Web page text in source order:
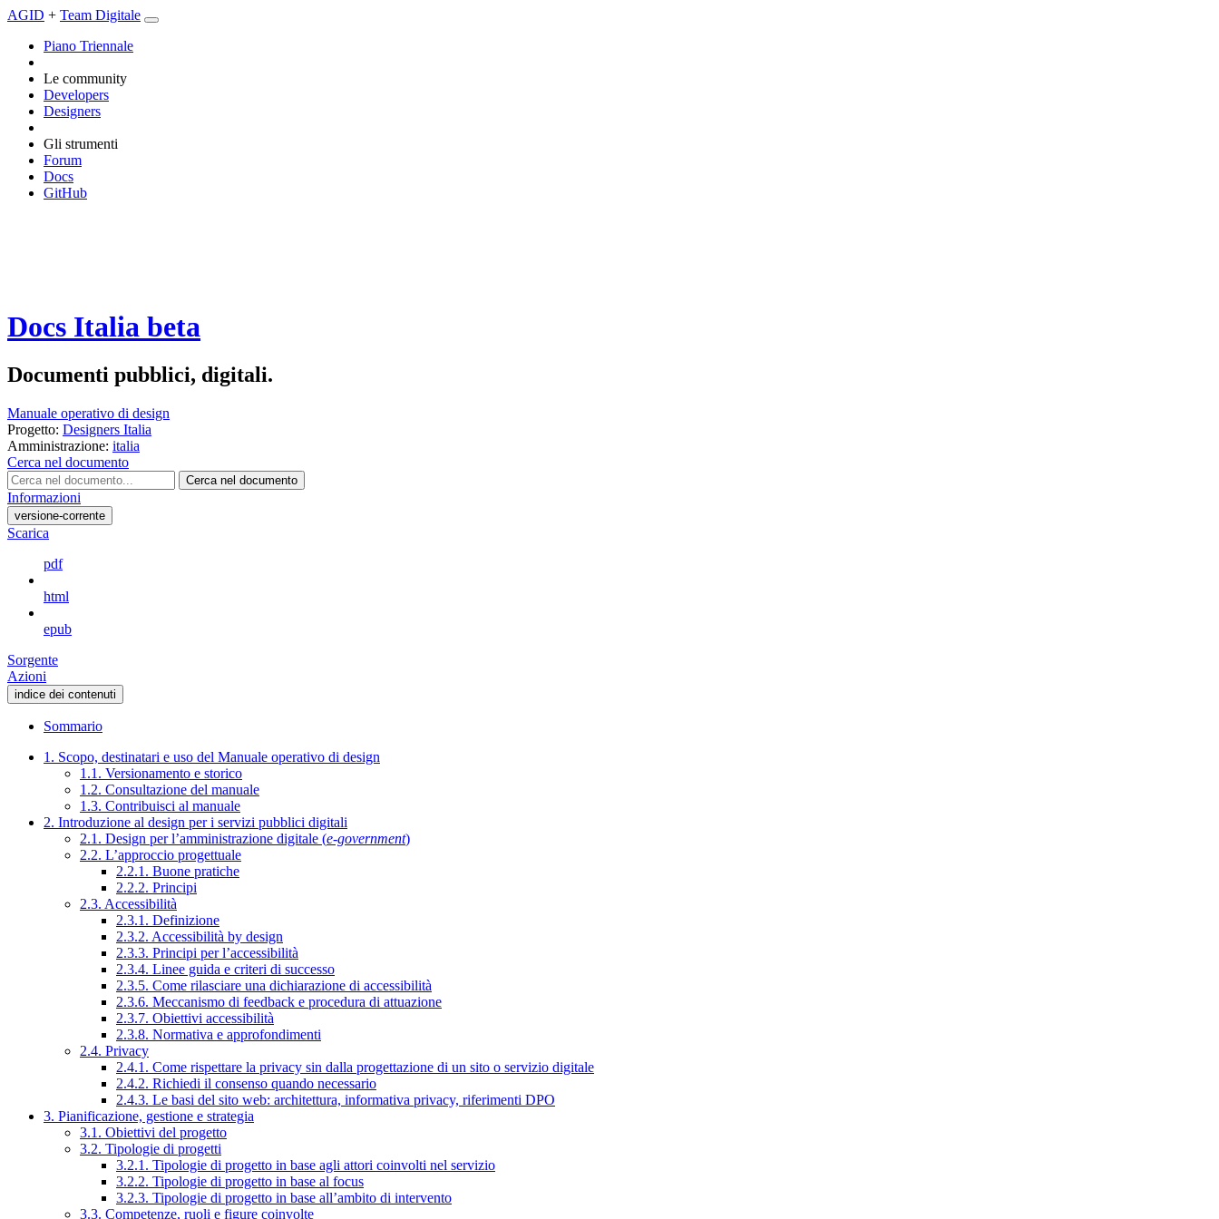
AGID + Team Digitale
Piano Triennale
Le community
Developers
Designers
Gli strumenti
Forum
Docs
GitHub
Docs Italia beta
Documenti pubblici, digitali.
Manuale operativo di design
Progetto: Designers Italia
Amministrazione: italia
Cerca nel documento
Cerca nel documento
Informazioni
versione-corrente
Scarica
pdf
html
epub
Sorgente
Azioni
indice dei contenuti
Sommario
1. Scopo, destinatari e uso del Manuale operativo di design
1.1. Versionamento e storico
1.2. Consultazione del manuale
1.3. Contribuisci al manuale
2. Introduzione al design per i servizi pubblici digitali
2.1. Design per l’amministrazione digitale (e-government)
2.2. L’approccio progettuale
2.2.1. Buone pratiche
2.2.2. Principi
2.3. Accessibilità
2.3.1. Definizione
2.3.2. Accessibilità by design
2.3.3. Principi per l’accessibilità
2.3.4. Linee guida e criteri di successo
2.3.5. Come rilasciare una dichiarazione di accessibilità
2.3.6. Meccanismo di feedback e procedura di attuazione
2.3.7. Obiettivi accessibilità
2.3.8. Normativa e approfondimenti
2.4. Privacy
2.4.1. Come rispettare la privacy sin dalla progettazione di un sito o servizio digitale
2.4.2. Richiedi il consenso quando necessario
2.4.3. Le basi del sito web: architettura, informativa privacy, riferimenti DPO
3. Pianificazione, gestione e strategia
3.1. Obiettivi del progetto
3.2. Tipologie di progetti
3.2.1. Tipologie di progetto in base agli attori coinvolti nel servizio
3.2.2. Tipologie di progetto in base al focus
3.2.3. Tipologie di progetto in base all’ambito di intervento
3.3. Competenze, ruoli e figure coinvolte